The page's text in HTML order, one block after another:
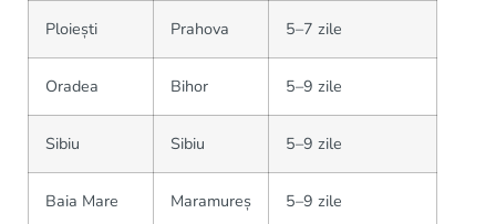
Ploiești Prahova 5–7 zile
Oradea Bihor 5–9 zile
Sibiu Sibiu 5–9 zile
Baia Mare Maramureș 5–9 zile